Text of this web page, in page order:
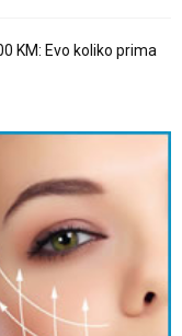
KM: Evo koliko prima